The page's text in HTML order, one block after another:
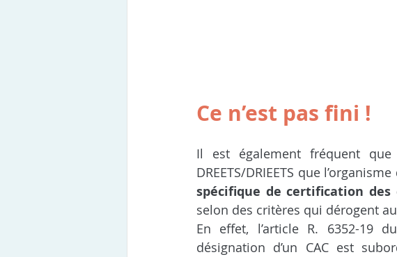
Ce n’est pas fini !
Il est également fréquent
DREETS/DRIEETS que
spécifique de certification des
selon des critères qui dérogent
En effet, l’article R. 6352-19
désignation d’un CAC est